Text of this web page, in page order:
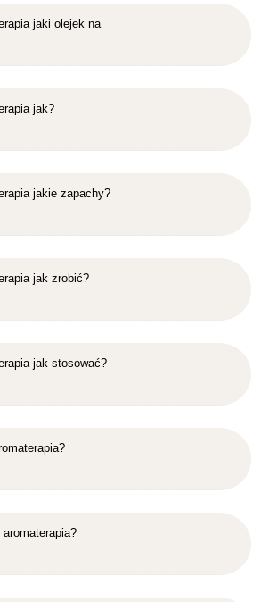
jaki olejek na
jak?
jakie zapachy?
jak zrobić?
jak stosować?
aromaterapia?